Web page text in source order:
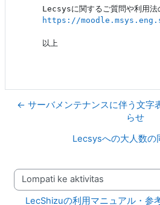
https://
以上
← サーバメンテナンスに伴う文字
らせ
Lecsysへの大人数
Lompati ke aktivitas
LecShizuの利用マニュアル・参